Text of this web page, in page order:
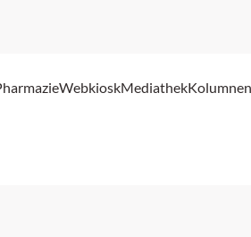
WebkioskMediathek